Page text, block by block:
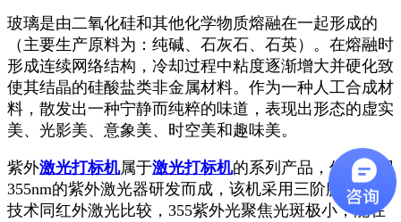
玻璃是由二氧化硅和其他化学物质熔融在一起形成的
（主要生产原料为：纯碱、石灰石、石英）。在熔融时
形成连续网络结构，冷却过程中粘度逐渐增大并硬化致
使其结晶的硅酸盐类非金属材料。作为一种人工合成材
料，散发出一种宁静而纯粹的味道，表现出形态的虚实
美、光影美、意象美、时空美和趣味美。
紫外激光打标机属于激光打标机的系列产品，但其采用
355nm的紫外激光器研发而成，该机采用三阶腔内倍频
技术同红外激光比较，355紫外光聚焦光斑极小，能在